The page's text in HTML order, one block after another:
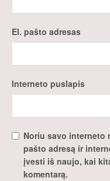
El. pašto adresas
Interneto puslapis
Noriu savo interneto
pašto adresą ir
įvesti iš naujo, kai
komentarą.